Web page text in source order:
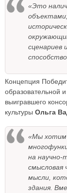
«Это
сценариев
Концепция
образовательной
выигравшего
культуры Ольга
«Мы хотим
на научно-
смысловая
мысли,
здания.